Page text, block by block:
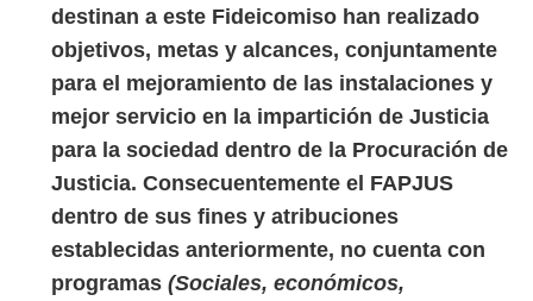
destinan a este Fideicomiso han realizado
objetivos, metas y alcances, conjuntamente
para el mejoramiento de las instalaciones y
mejor servicio en la impartición de Justicia
para la sociedad dentro de la Procuración de
Justicia. Consecuentemente el FAPJUS
dentro de sus fines y atribuciones
establecidas anteriormente, no cuenta con
programas (Sociales, económicos,